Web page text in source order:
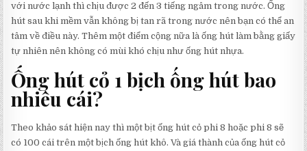
với nước lạnh thì chịu được 2 đến 3 tiếng ngâm trong nước. Ống
hút sau khi mềm vẫn không bị tan rã trong nước nên bạn có thể an
tâm về điều này. Thêm một điểm cộng nữa là ống hút làm bằng giấy
tự nhiên nên không có mùi khó chịu như ống hút nhựa.
Ống hút cỏ 1 bịch ống hút bao
nhiêu cái?
Theo khảo sát hiện nay thì một bịt ống hút cỏ phi 8 hoặc phi 8 sẽ
có 100 cái trên một bịch ống hút khô. Và giá thành của ống hút cỏ